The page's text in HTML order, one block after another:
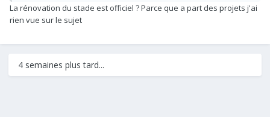
La rénovation du stade est officiel ? Parce que a part des projets j'ai
rien vue sur le sujet
4 semaines plus tard...